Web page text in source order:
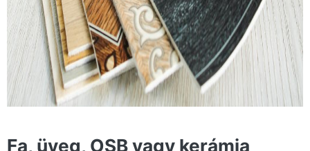
Fa, üveg, OSB vagy kerámia